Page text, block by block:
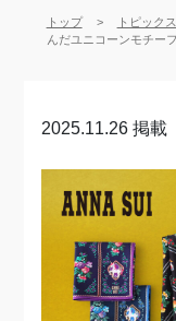
トップ トピックス
んだユニコーンモチー
2025.11.26 掲載